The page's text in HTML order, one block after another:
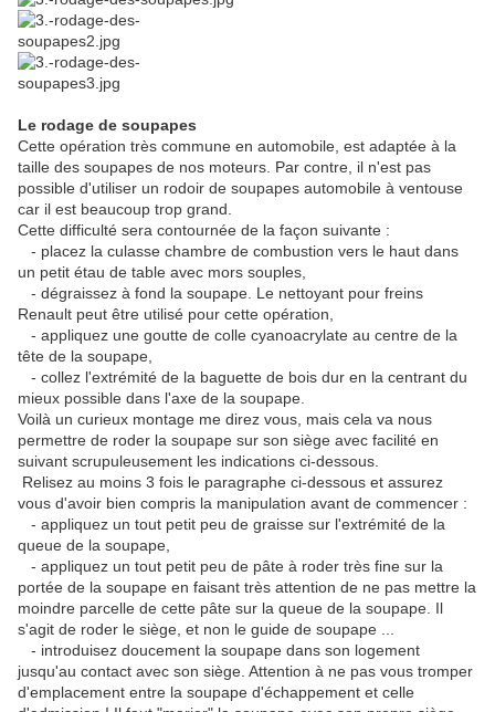
Le rodage de soupapes
Cette opération très commune en automobile, est adaptée à la
taille des soupapes de nos moteurs. Par contre, il n'est pas
possible d'utiliser un rodoir de soupapes automobile à ventouse
car il est beaucoup trop grand.
Cette difficulté sera contournée de la façon suivante :
- placez la culasse chambre de combustion vers le haut dans
un petit étau de table avec mors souples,
- dégraissez à fond la soupape. Le nettoyant pour freins
Renault peut être utilisé pour cette opération,
- appliquez une goutte de colle cyanoacrylate au centre de la
tête de la soupape,
- collez l'extrémité de la baguette de bois dur en la centrant du
mieux possible dans l'axe de la soupape.
Voilà un curieux montage me direz vous, mais cela va nous
permettre de roder la soupape sur son siège avec facilité en
suivant scrupuleusement les indications ci-dessous.
Relisez au moins 3 fois le paragraphe ci-dessous et assurez
vous d'avoir bien compris la manipulation avant de commencer :
- appliquez un tout petit peu de graisse sur l'extrémité de la
queue de la soupape,
- appliquez un tout petit peu de pâte à roder très fine sur la
portée de la soupape en faisant très attention de ne pas mettre la
moindre parcelle de cette pâte sur la queue de la soupape. Il
s'agit de roder le siège, et non le guide de soupape ...
- introduisez doucement la soupape dans son logement
jusqu'au contact avec son siège. Attention à ne pas vous tromper
d'emplacement entre la soupape d'échappement et celle